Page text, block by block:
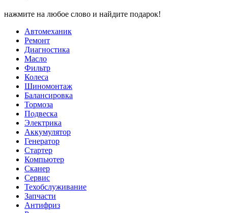
нажмите на любое слово и найдите подарок!
Автомеханик
Ремонт
Диагностика
Масло
Фильтр
Колеса
Шиномонтаж
Балансировка
Тормоза
Подвеска
Электрика
Аккумулятор
Генератор
Стартер
Компьютер
Сканер
Сервис
Техобслуживание
Запчасти
Антифриз